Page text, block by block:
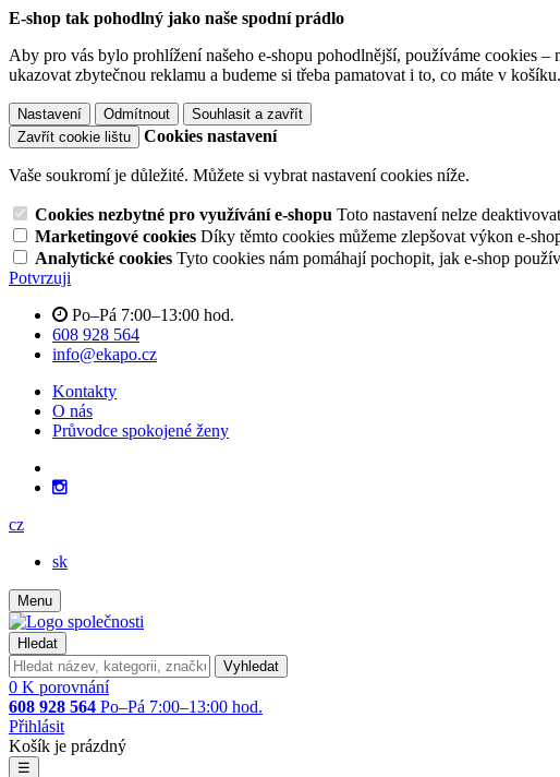
E-shop tak pohodlný jako naše spodní prádlo
Aby pro vás bylo prohlížení našeho e-shopu pohodlnější, používáme cookies
ukazovat zbytečnou reklamu a budeme si třeba pamatovat i to, co máte v košíku.
Nastavení Odmítnout
Souhlasit a zavřít
Zavřít cookie lištu
Cookies nastavení
Vaše soukromí je důležité. Můžete si vybrat nastavení cookies níže.
Cookies nezbytné pro využívání e-shopu Toto nastavení nelze
Marketingové cookies Díky těmto cookies můžeme zlepšovat výkon e-
Analytické cookies Tyto cookies nám pomáhají pochopit, jak e-shop
Potvrzuji
Po–Pá 7:00–13:00 hod.
608 928 564
info@ekapo.cz
Kontakty
O nás
Průvodce spokojené ženy
cz
sk
Menu
Hledat
Vyhledat
0 K porovnání
608 928 564 Po–Pá 7:00–13:00 hod.
Přihlásit
Košík je prázdný
☰